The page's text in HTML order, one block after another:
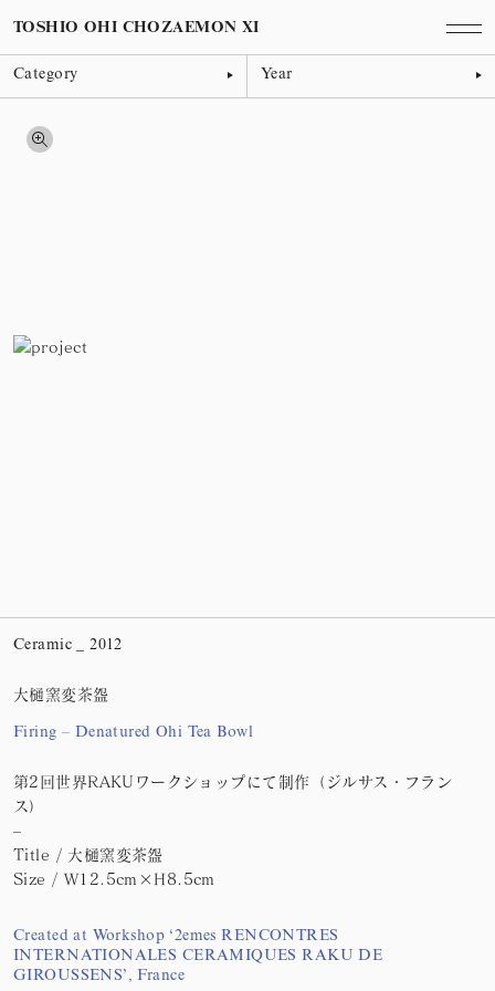
TOSHIO OHI CHOZAEMON XI
Category Year
Ceramic _ 2012
大樋窯変茶盌
Firing – Denatured Ohi Tea Bowl
第2回世界RAKUワークショップにて制作（ジルサス・フラン
ス）
–
Title / 大樋窯変茶盌
Size / W12.5cm×H8.5cm
Created at Workshop ‘2emes RENCONTRES
INTERNATIONALES CERAMIQUES RAKU DE
GIROUSSENS’, France